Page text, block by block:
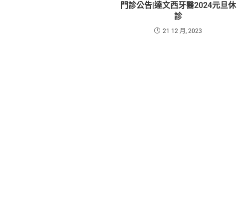
門診公告|達文西牙醫2024元旦休
診
21 12 月, 2023